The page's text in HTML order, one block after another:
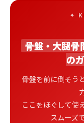
✦
骨盤・大腿骨
の
骨盤を前に倒そう
ここをほぐして使
スムーズ